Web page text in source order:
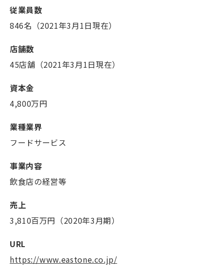
従業員数
846名（2021年3月1日現在）
店舗数
45店舗（2021年3月1日現在）
資本金
4,800万円
業種業界
フードサービス
事業内容
飲食店の経営等
売上
3,810百万円（2020年3月期）
URL
https://www.eastone.co.jp/